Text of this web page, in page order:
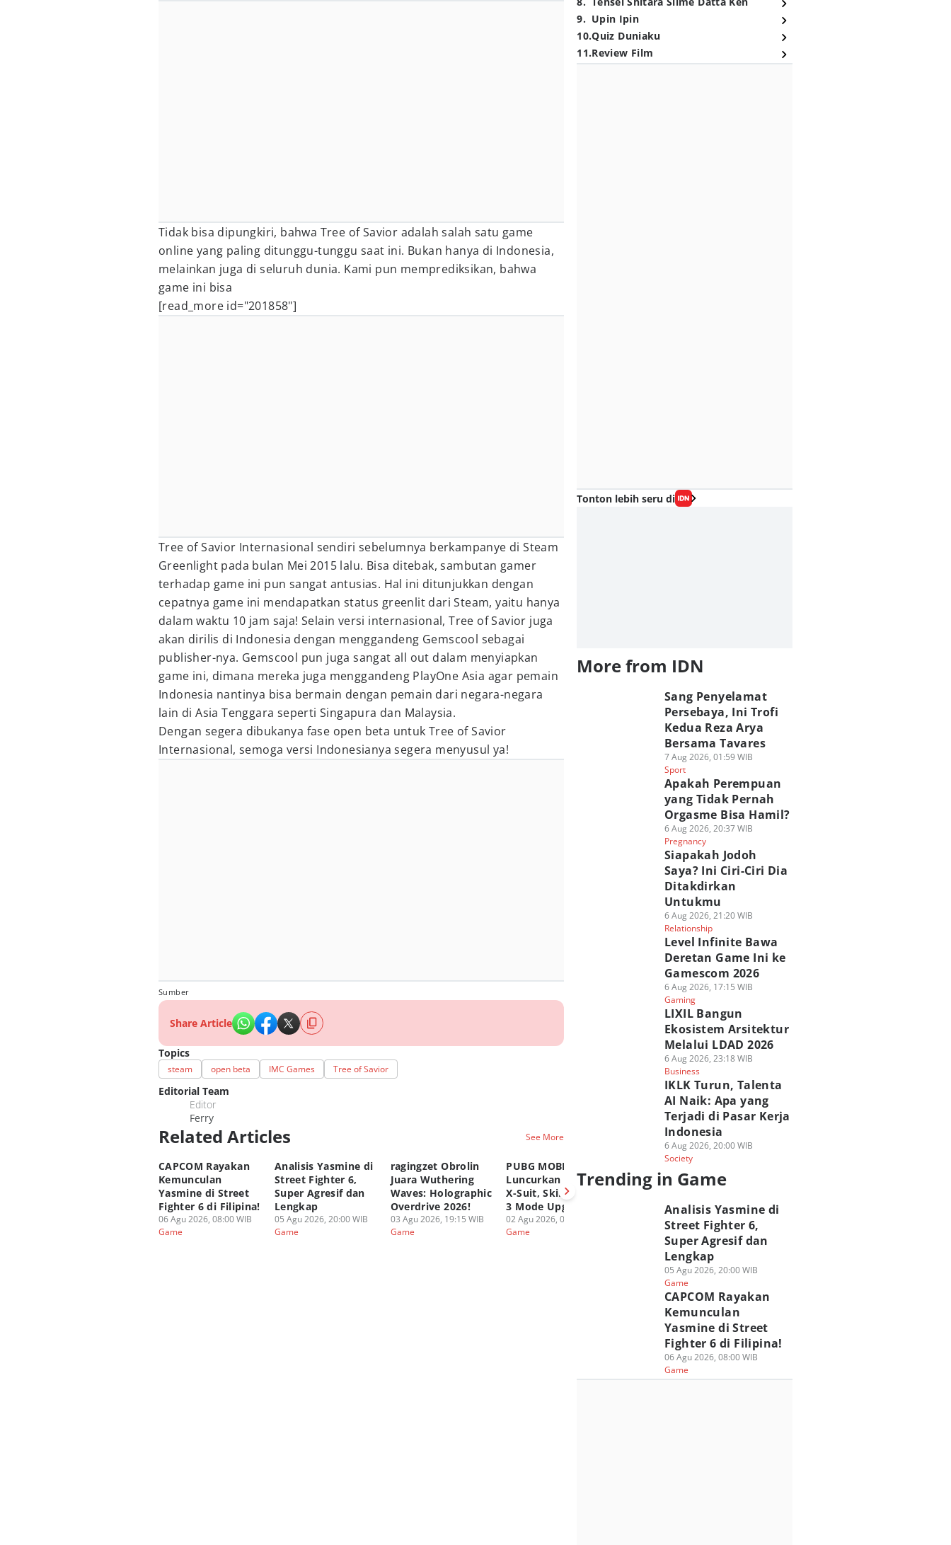
Tidak bisa dipungkiri, bahwa Tree of Savior adalah salah satu game
online yang paling ditunggu-tunggu saat ini. Bukan hanya di Indonesia,
melainkan juga di seluruh dunia. Kami pun memprediksikan, bahwa
game ini bisa
[read_more id="201858"]
Tree of Savior Internasional sendiri sebelumnya berkampanye di Steam
Greenlight pada bulan Mei 2015 lalu. Bisa ditebak, sambutan gamer
terhadap game ini pun sangat antusias. Hal ini ditunjukkan dengan
cepatnya game ini mendapatkan status greenlit dari Steam, yaitu hanya
dalam waktu 10 jam saja! Selain versi internasional, Tree of Savior juga
akan dirilis di Indonesia dengan menggandeng Gemscool sebagai
publisher-nya. Gemscool pun juga sangat all out dalam menyiapkan
game ini, dimana mereka juga menggandeng PlayOne Asia agar pemain
Indonesia nantinya bisa bermain dengan pemain dari negara-negara
lain di Asia Tenggara seperti Singapura dan Malaysia.
Dengan segera dibukanya fase open beta untuk Tree of Savior
Internasional, semoga versi Indonesianya segera menyusul ya!
Sumber
Share Article
Topics
steam open beta IMC Games Tree of Savior
Editorial Team
Editor
Ferry
Related Articles See More
CAPCOM Rayakan
Kemunculan
Yasmine di Street
Fighter 6 di Filipina!
06 Agu 2026, 08:00 WIB
Game
Analisis Yasmine di
Street Fighter 6,
Super Agresif dan
Lengkap
05 Agu 2026, 20:00 WIB
Game
ragingzet Obrolin
Juara Wuthering
Waves: Holographic
Overdrive 2026!
03 Agu 2026, 19:15 WIB
Game
PUBG MOBILE
Luncurkan Druvaen
X-Suit, Skin Dengan
3 Mode Upgradable!
02 Agu 2026, 05:00 WIB
Game
Genshin Impact
Akhirnya Tiba di
Snezhnaya Pada 12
Agustus!
01 Agu 2026, 05:00 WIB
Brand New Day!
31 Jul 2026, 17:00 WIB
Game
9. Upin Ipin
10.Quiz Duniaku
11.Review Film
Tonton lebih seru di
More from IDN
Sang Penyelamat
Persebaya, Ini Trofi
Kedua Reza Arya
Bersama Tavares
7 Aug 2026, 01:59 WIB
Sport
Apakah Perempuan
yang Tidak Pernah
Orgasme Bisa Hamil?
6 Aug 2026, 20:37 WIB
Pregnancy
Siapakah Jodoh
Saya? Ini Ciri-Ciri Dia
Ditakdirkan
Untukmu
6 Aug 2026, 21:20 WIB
Relationship
Level Infinite Bawa
Deretan Game Ini ke
Gamescom 2026
6 Aug 2026, 17:15 WIB
Gaming
LIXIL Bangun
Ekosistem Arsitektur
Melalui LDAD 2026
6 Aug 2026, 23:18 WIB
Business
IKLK Turun, Talenta
AI Naik: Apa yang
Terjadi di Pasar Kerja
Indonesia
6 Aug 2026, 20:00 WIB
Society
Trending in Game
Analisis Yasmine di
Street Fighter 6,
Super Agresif dan
Lengkap
05 Agu 2026, 20:00 WIB
Game
CAPCOM Rayakan
Kemunculan
Yasmine di Street
Fighter 6 di Filipina!
06 Agu 2026, 08:00 WIB
Game